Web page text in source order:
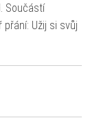
Součástí
Užij si svůj